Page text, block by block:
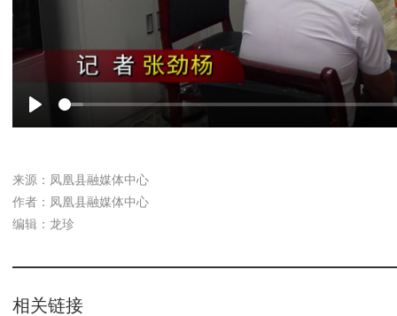
Play
来源：凤凰县融媒体中心
作者：凤凰县融媒体中心
编辑：龙珍
相关链接